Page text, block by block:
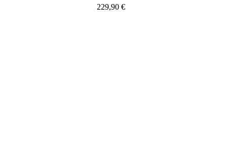
229,90 €